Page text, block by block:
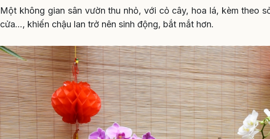
Một không gian sân vườn thu nhỏ, với cỏ cây, hoa lá, kèm theo
cửa..., khiến chậu lan trở nên sinh động, bắt mắt hơn.